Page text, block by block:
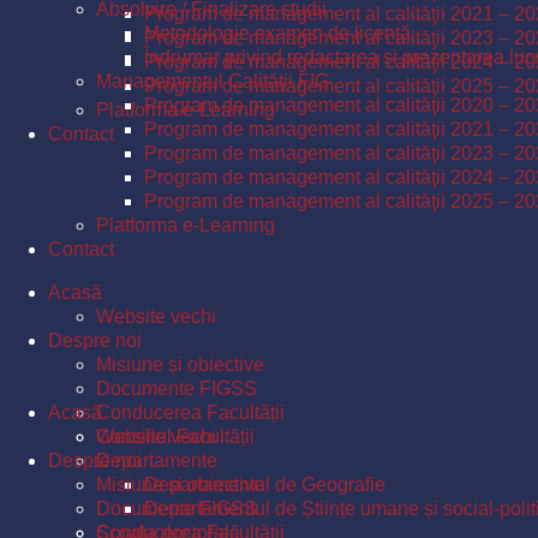
Program de management al calităţii 2021 –
Program de management al calităţii 2023 –
Program de management al calităţii 2024 –
Program de management al calităţii 2025 –
Platforma e-Learning
Contact
Absolvire / Finalizare studii
Metodologie examen de licență
Îndrumar privind redactarea și prezentarea
Managementul Calităţii FIG
Program de management al calităţii 2020 –
Program de management al calităţii 2021 –
Program de management al calităţii 2023 –
Program de management al calităţii 2024 –
Program de management al calităţii 2025 –
Platforma e-Learning
Contact
Acasă
Website vechi
Despre noi
Misiune și obiective
Documente FIGSS
Conducerea Facultății
Consiliul Facultății
Departamente
Departamentul de Geografie
Departamentul de Științe umane și social-
Școala doctorală
Acasă
Website vechi
Despre noi
Misiune și obiective
Documente FIGSS
Conducerea Facultății